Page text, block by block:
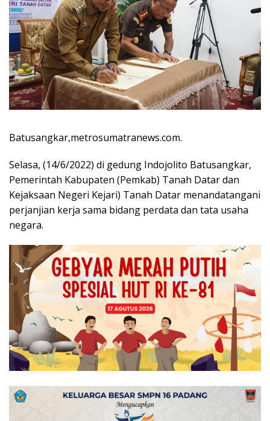
Batusangkar,metrosumatranews.com.
Selasa, (14/6/2022) di gedung Indojolito Batusangkar,
Pemerintah Kabupaten (Pemkab) Tanah Datar dan
Kejaksaan Negeri Kejari) Tanah Datar menandatangani
perjanjian kerja sama bidang perdata dan tata usaha
negara.